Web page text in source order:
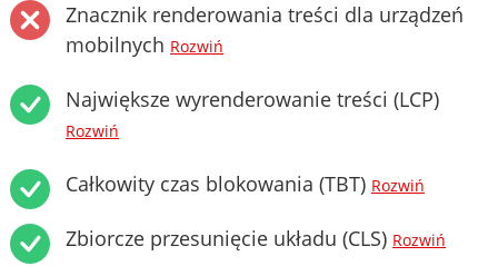
Znacznik renderowania treści dla urządzeń
mobilnych Rozwiń
Największe wyrenderowanie treści (LCP)
Rozwiń
Całkowity czas blokowania (TBT) Rozwiń
Zbiorcze przesunięcie układu (CLS) Rozwiń